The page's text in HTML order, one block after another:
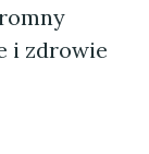
i zdrowie